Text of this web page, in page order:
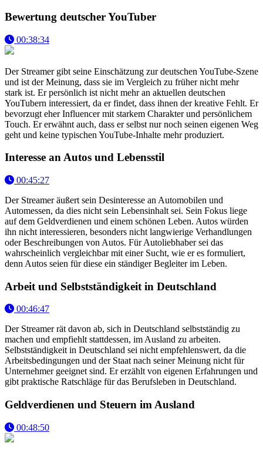
Bewertung deutscher YouTuber
00:38:34
Der Streamer gibt seine Einschätzung zur deutschen YouTube-Szene
und ist der Meinung, dass sie im Vergleich zu früher nicht mehr
stark ist. Er persönlich ist nicht mehr an aktuellen deutschen
YouTubern interessiert, da er findet, dass ihnen der kreative Fehlt. Er
bevorzugt eher Influencer mit starkem Charakter und persönlichem
Touch. Er erwähnt auch, dass er selbst nur noch seinen eigenen Weg
geht und keine typischen YouTube-Inhalte mehr produziert.
Interesse an Autos und Lebensstil
00:45:27
Der Streamer äußert sein Desinteresse an Automobilen und
Automessen, da dies nicht sein Lebensinhalt sei. Sein Fokus liege
auf dem Geldverdienen und einem schönen Leben. Autos würden
ihn nicht interessieren, besonders nicht langwierige Verhandlungen
oder Beschreibungen von Autos. Für Autoliebhaber sei das
wahrscheinlich vergleichbar mit einer Sucht, wie er es formuliert,
denn Autos seien für diese ein ständiger Begleiter im Leben.
Arbeit und Selbstständigkeit in Deutschland
00:46:47
Der Streamer rät davon ab, sich in Deutschland selbstständig zu
machen und empfiehlt stattdessen, im Ausland zu arbeiten.
Selbstständigkeit in Deutschland sei nicht empfehlenswert, da die
Arbeitsbedingungen und der Staat nach seiner Meinung nicht für
Unternehmer geeignet sind. Er erzählt von eigenen Erfahrungen und
gibt praktische Ratschläge für das Berufsleben in Deutschland.
Geldverdienen und Steuern im Ausland
00:48:50